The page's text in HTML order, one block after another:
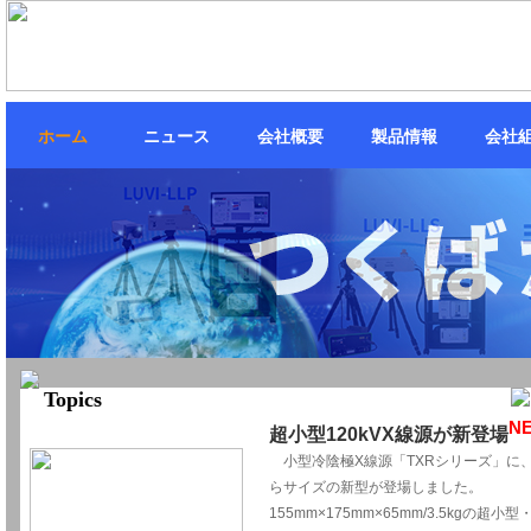
ホーム ニュース 会社概要 製品情報 会社
Topics
超小型120kVX線源が新登場
小型冷陰極X線源「TXRシリーズ」に
らサイズの新型が登場しました。
155mm×175mm×65mm/3.5kgの超小型